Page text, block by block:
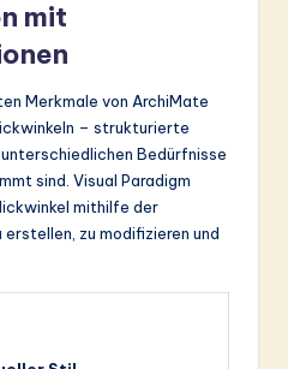
mit
Merkmale von ArchiMate
– strukturierte
Bedürfnisse
sind. Visual Paradigm
mithilfe der
zu modifizieren und